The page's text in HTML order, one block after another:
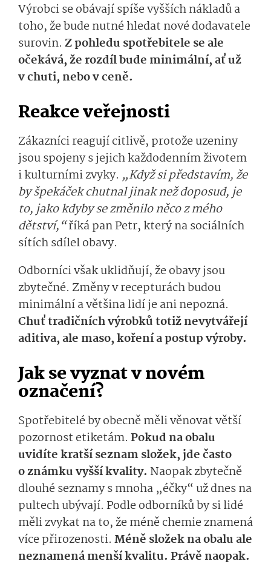
Výrobci se obávají spíše vyšších nákladů a
toho, že bude nutné hledat nové dodavatele
surovin. Z pohledu spotřebitele se ale
očekává, že rozdíl bude minimální, ať už
v chuti, nebo v ceně.
Reakce veřejnosti
Zákazníci reagují citlivě, protože uzeniny
jsou spojeny s jejich každodenním životem
i kulturními zvyky. „Když si představím, že
by špekáček chutnal jinak než doposud, je
to, jako kdyby se změnilo něco z mého
dětství,“říká pan Petr, který na sociálních
sítích sdílel obavy.
Odborníci však uklidňují, že obavy jsou
zbytečné. Změny v recepturách budou
minimální a většina lidí je ani nepozná.
Chuť tradičních výrobků totiž nevytvářejí
aditiva, ale maso, koření a postup výroby.
Jak se vyznat v novém
označení?
Spotřebitelé by obecně měli věnovat větší
pozornost etiketám. Pokud na obalu
uvidíte kratší seznam složek, jde často
o známku vyšší kvality. Naopak zbytečně
dlouhé seznamy s mnoha „éčky“ už dnes na
pultech ubývají. Podle odborníků by si lidé
měli zvykat na to, že méně chemie znamená
více přirozenosti. Méně složek na obalu ale
neznamená menší kvalitu. Právě naopak.